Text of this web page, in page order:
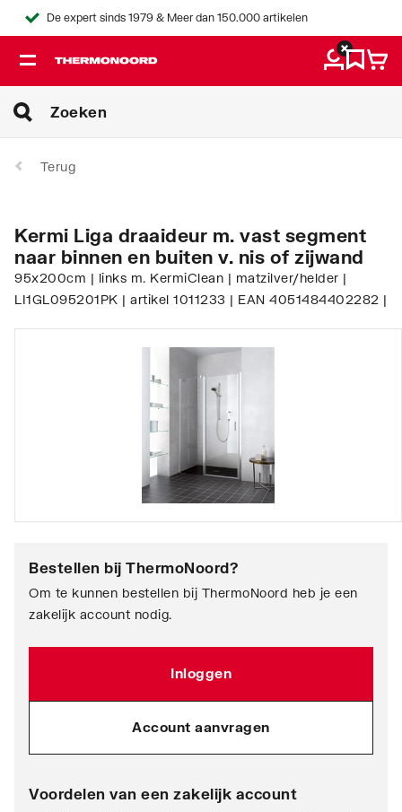
De expert sinds 1979 & Meer dan 150.000 artikelen
Terug
Kermi Liga draaideur m. vast segment
naar binnen en buiten v. nis of zijwand
95x200cm | links m. KermiClean | matzilver/helder |
LI1GL095201PK | artikel 1011233 | EAN 4051484402282 |
Bestellen bij ThermoNoord?
Om te kunnen bestellen bij ThermoNoord heb je een
zakelijk account nodig.
Inloggen
Account aanvragen
Voordelen van een zakelijk account